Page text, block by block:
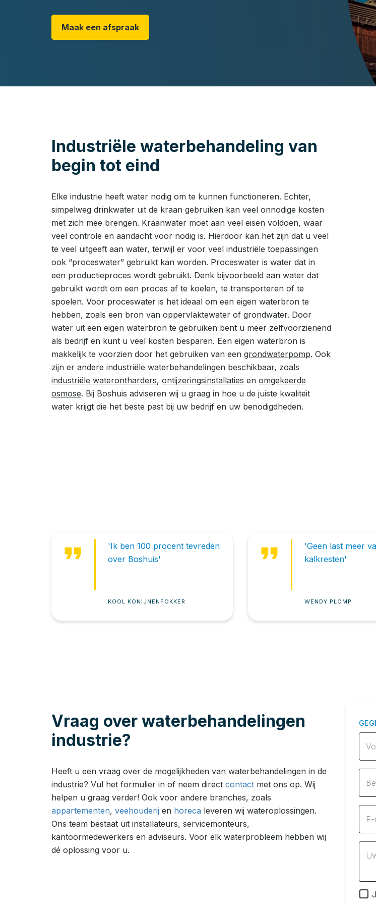
Maak een afspraak
Industriële waterbehandeling van
begin tot eind
Elke industrie heeft water nodig om te kunnen functioneren. Echter,
simpelweg drinkwater uit de kraan gebruiken kan veel onnodige kosten
met zich mee brengen. Kraanwater moet aan veel eisen voldoen, waar
veel controle en aandacht voor nodig is. Hierdoor kan het zijn dat u veel
te veel uitgeeft aan water, terwijl er voor veel industriële toepassingen
ook “proceswater” gebruikt kan worden. Proceswater is water dat in
een productieproces wordt gebruikt. Denk bijvoorbeeld aan water dat
gebruikt wordt om een proces af te koelen, te transporteren of te
spoelen. Voor proceswater is het ideaal om een eigen waterbron te
hebben, zoals een bron van oppervlaktewater of grondwater. Door
water uit een eigen waterbron te gebruiken bent u meer zelfvoorzienend
als bedrijf en kunt u veel kosten besparen. Een eigen waterbron is
makkelijk te voorzien door het gebruiken van een grondwaterpomp. Ook
zijn er andere industriële waterbehandelingen beschikbaar, zoals
industriële waterontharders, ontijzeringsinstallaties en omgekeerde
osmose. Bij Boshuis adviseren wij u graag in hoe u de juiste kwaliteit
water krijgt die het beste past bij uw bedrijf en uw benodigdheden.
format_quote
'Ik ben 100 procent tevreden
over Boshuis'
KOOL KONIJNENFOKKER
format_quote
'Geen last meer
kalkresten'
WENDY PLOMP
Vraag over waterbehandelingen
industrie?
Heeft u een vraag over de mogelijkheden van waterbehandelingen in de
industrie? Vul het formulier in of neem direct contact met ons op. Wij
helpen u graag verder! Ook voor andere branches, zoals
appartementen, veehouderij en horeca leveren wij wateroplossingen.
Ons team bestaat uit installateurs, servicemonteurs,
kantoormedewerkers en adviseurs. Voor elk waterprobleem hebben wij
dé oplossing voor u.